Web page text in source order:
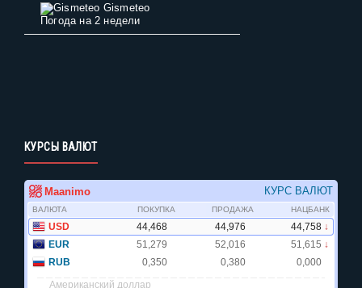
Gismeteo
Погода на 2 недели
КУРСЫ ВАЛЮТ